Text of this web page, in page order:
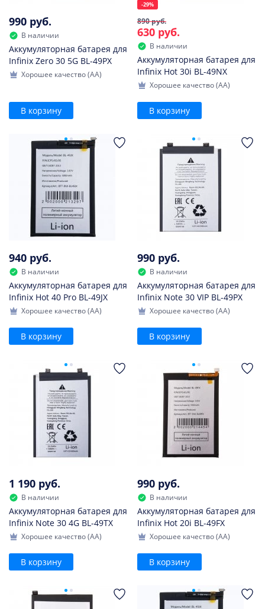
990 руб.
В наличии
Аккумуляторная батарея для
Infinix Zero 30 5G BL-49PX
Хорошее качество (AA)
В корзину
-29%
890 руб.
630 руб.
В наличии
Аккумуляторная батарея для
Infinix Hot 30i BL-49NX
Хорошее качество (AA)
В корзину
940 руб.
В наличии
Аккумуляторная батарея для
Infinix Hot 40 Pro BL-49JX
Хорошее качество (AA)
В корзину
990 руб.
В наличии
Аккумуляторная батарея для
Infinix Note 30 VIP BL-49PX
Хорошее качество (AA)
В корзину
1 190 руб.
В наличии
Аккумуляторная батарея для
Infinix Note 30 4G BL-49TX
Хорошее качество (AA)
В корзину
990 руб.
В наличии
Аккумуляторная батарея для
Infinix Hot 20i BL-49FX
Хорошее качество (AA)
В корзину